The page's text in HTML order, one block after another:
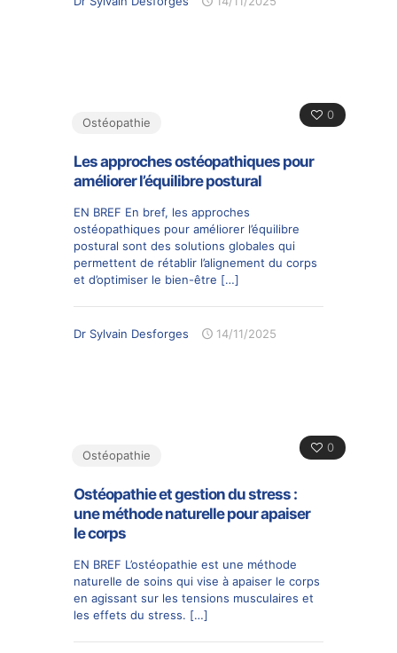
0
Ostéopathie
Les approches ostéopathiques pour
améliorer l’équilibre postural
EN BREF En bref, les approches
ostéopathiques pour améliorer l’équilibre
postural sont des solutions globales qui
permettent de rétablir l’alignement du corps
et d’optimiser le bien-être […]
Dr Sylvain Desforges 14/11/2025
0
Ostéopathie
Ostéopathie et gestion du stress :
une méthode naturelle pour apaiser
le corps
EN BREF L’ostéopathie est une méthode
naturelle de soins qui vise à apaiser le corps
en agissant sur les tensions musculaires et
les effets du stress. […]